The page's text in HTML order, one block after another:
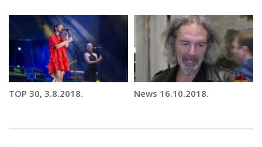
TOP 30, 3.8.2018. News 16.10.2018.